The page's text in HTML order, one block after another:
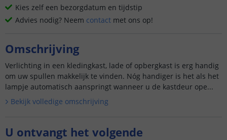
Kies zelf een bezorgdatum en tijdstip
Advies nodig? Neem contact met ons op!
Omschrijving
Verlichting in een kledingkast, lade of opbergkast is erg handig
om uw spullen makkelijk te vinden. Nóg handiger is het als het
lampje automatisch aanspringt wanneer u de kastdeur ope...
Bekijk volledige omschrijving
U ontvangt het volgende